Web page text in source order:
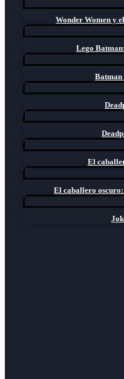
Wonder Women y
Lego
Batman
El
El caballero